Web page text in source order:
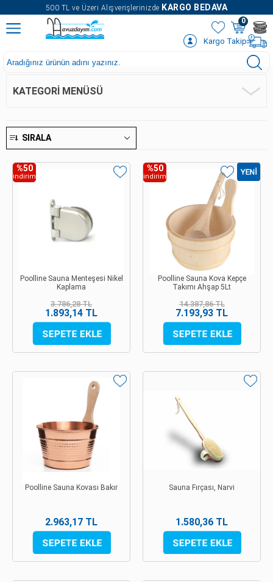
500 TL ve Üzeri Alışverişlerinizde KARGO BEDAVA
0
Kargo Takip
KATEGORI MENÜSÜ
SIRALA
%50
indirim
Poolline Sauna Menteşesi Nikel
Kaplama
3.786,28 TL
1.893,14 TL
%50
indirim
Poolline Sauna Kova Kepçe
Takımı Ahşap 5Lt
14.387,86 TL
7.193,93 TL
Poolline Sauna Kovası Bakır
2.963,17 TL
Sauna Fırçası, Narvi
1.580,36 TL